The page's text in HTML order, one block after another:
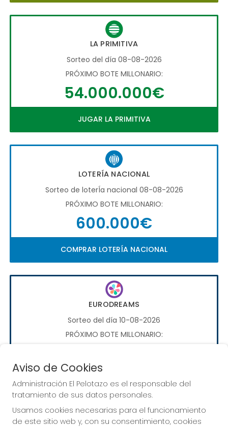
LA PRIMITIVA
Sorteo del día 08-08-2026
PRÓXIMO BOTE MILLONARIO:
54.000.000€
JUGAR LA PRIMITIVA
LOTERÍA NACIONAL
Sorteo de loterÍa nacional 08-08-2026
PRÓXIMO BOTE MILLONARIO:
600.000€
COMPRAR LOTERÍA NACIONAL
EURODREAMS
Sorteo del día 10-08-2026
PRÓXIMO BOTE MILLONARIO:
JUGAR EURODREAMS
Aviso de Cookies
Administración El Pelotazo es el responsable del
tratamiento de sus datos personales.
Usamos cookies necesarias para el funcionamiento
de este sitio web y, con su consentimiento, cookies